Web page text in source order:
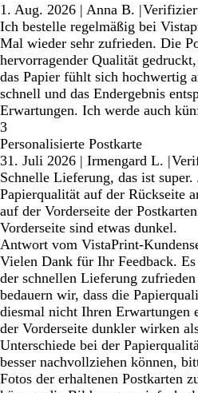
1. Aug. 2026 | Anna B. |
Ich bestelle regelmäßig bei
Mal wieder sehr zufrieden. Die
hervorragender Qualität
das Papier fühlt sich hochwertig
schnell und das Endergebnis
Erwartungen. Ich werde auch
3
Personalisierte Postkarte
31. Juli 2026 | Irmengard L. |
Schnelle Lieferung, das ist
Papierqualität auf der Rückseite
auf der Vorderseite der
Vorderseite sind etwas dunkel.
Antwort vom VistaPrint-
Vielen Dank für Ihr Feedback.
der schnellen Lieferung
bedauern wir, dass die
diesmal nicht Ihren Erwartungen
der Vorderseite dunkler wirken
Unterschiede bei der
besser nachvollziehen können,
Fotos der erhaltenen Postkarten